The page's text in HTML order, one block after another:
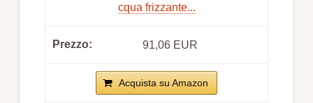
cqua frizzante...
91,06 EUR
Acquista su Amazon